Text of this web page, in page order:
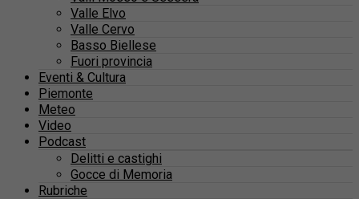
Valle Elvo
Valle Cervo
Basso Biellese
Fuori provincia
Eventi & Cultura
Piemonte
Meteo
Video
Podcast
Delitti e castighi
Gocce di Memoria
Rubriche